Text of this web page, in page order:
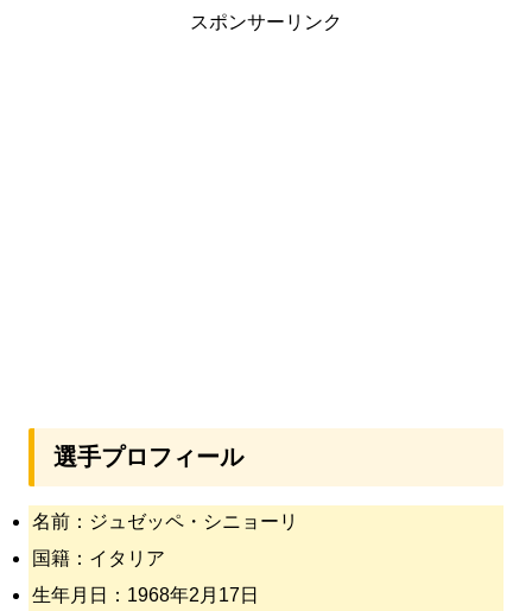
スポンサーリンク
選手プロフィール
名前：ジュゼッペ・シニョーリ
国籍：イタリア
生年月日：1968年2月17日